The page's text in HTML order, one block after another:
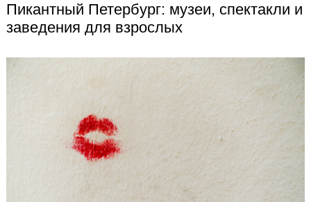
Пикантный Петербург: музеи, спектакли и
заведения для взрослых